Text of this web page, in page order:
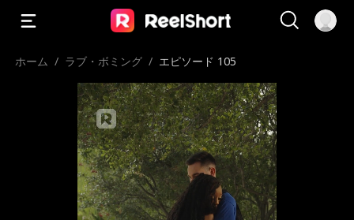
ホーム / ラブ・ボミング / エピソード 105